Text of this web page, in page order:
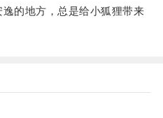
的地方，总是给小狐狸带来